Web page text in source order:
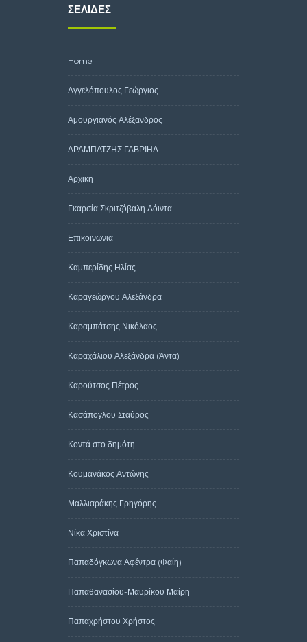
ΣΕΛΊΔΕΣ
Home
Αγγελόπουλος Γεώργιος
Αμουργιανός Αλέξανδρος
ΑΡΑΜΠΑΤΖΗΣ ΓΑΒΡΙΗΛ
Αρχικη
Γκαρσία Σκριτζόβαλη Λόιντα
Επικοινωνια
Καμπερίδης Ηλίας
Καραγεώργου Αλεξάνδρα
Καραμπάτσης Νικόλαος
Καραχάλιου Αλεξάνδρα (Άντα)
Καρούτσος Πέτρος
Κασάπογλου Σταύρος
Κοντά στο δημότη
Κουμανάκος Αντώνης
Μαλλιαράκης Γρηγόρης
Νίκα Χριστίνα
Παπαδόγκωνα Αφέντρα (Φαίη)
Παπαθανασίου-Μαυρίκου Μαίρη
Παπαχρήστου Χρήστος